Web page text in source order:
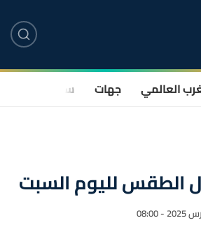
العالمي جهات سياسة
الطقس لليوم السبت